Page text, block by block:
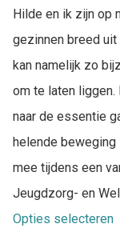
Hilde en ik zijn op
gezinnen breed
kan namelijk zo
om te laten liggen.
naar de essentie
helende beweging
mee tijdens een
Jeugdzorg- en
Opties selecteren